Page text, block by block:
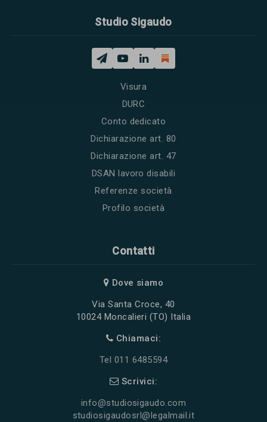
Studio Sigaudo
Visura
DURC
Conto dedicato
Dichiarazione art. 80
Dichiarazione art. 47
DSAN lavoro disabili
Referenze società
Profilo società
Contatti
Dove siamo
Via Santa Croce, 40
10024 Moncalieri (TO) Italia
Chiamaci:
Tel 011 6485594
Scrivici:
info@studiosigaudo.com
studiosigaudosrl@legalmail.it